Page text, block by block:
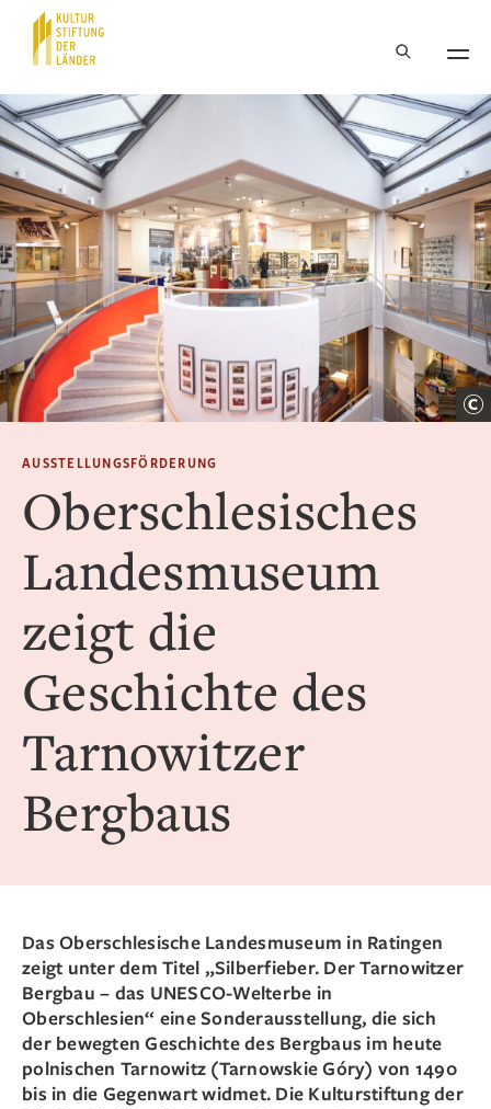
Hauptnavigation
AUSSTELLUNGSFÖRDERUNG
Oberschlesisches
Landesmuseum
zeigt die
Geschichte des
Tarnowitzer
Bergbaus
Das Oberschlesische Landesmuseum in Ratingen
zeigt unter dem Titel „Silberfieber. Der Tarnowitzer
Bergbau – das UNESCO-Welterbe in
Oberschlesien“ eine Sonderausstellung, die sich
der bewegten Geschichte des Bergbaus im heute
polnischen Tarnowitz (Tarnowskie Góry) von 1490
bis in die Gegenwart widmet. Die Kulturstiftung der